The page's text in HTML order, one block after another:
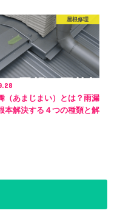
屋根修理
（あまじまい）とは？雨漏
本解決する４つの種類と解